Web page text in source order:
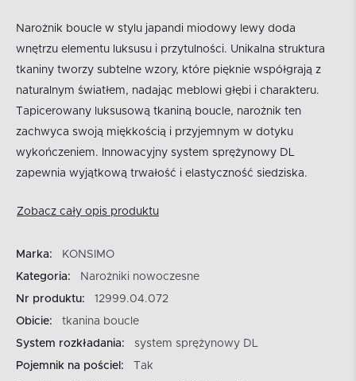
Narożnik boucle w stylu japandi miodowy lewy doda
wnętrzu elementu luksusu i przytulności. Unikalna struktura
tkaniny tworzy subtelne wzory, które pięknie współgrają z
naturalnym światłem, nadając meblowi głębi i charakteru.
Tapicerowany luksusową tkaniną boucle, narożnik ten
zachwyca swoją miękkością i przyjemnym w dotyku
wykończeniem. Innowacyjny system sprężynowy DL
zapewnia wyjątkową trwałość i elastyczność siedziska.
Zobacz cały opis produktu
Marka:
KONSIMO
Kategoria:
Narożniki nowoczesne
Nr produktu:
12999.04.072
Obicie:
tkanina boucle
System rozkładania:
system sprężynowy DL
Pojemnik na pościel:
Tak